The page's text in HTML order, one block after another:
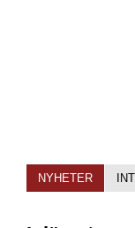
NYHETER